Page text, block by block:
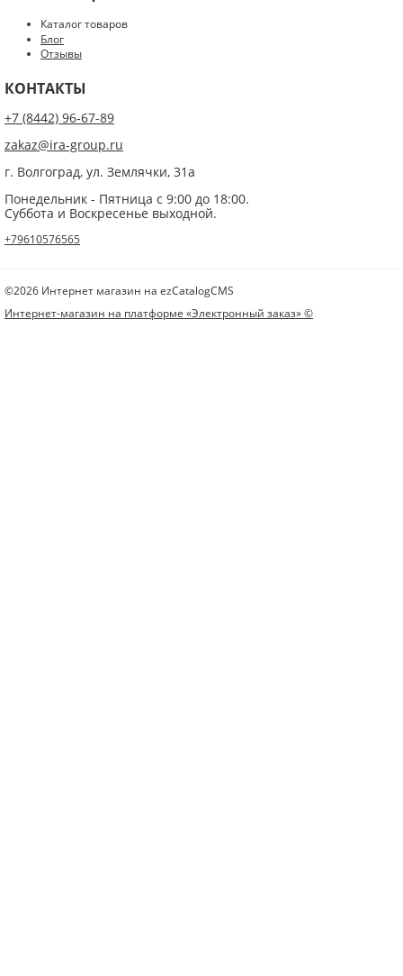
Нажатием на кнопку «Опубликовать» я даю свое согласие на обработку
персональных данных в соответствии с
Каталог товаров
Блог
Отзывы
КОНТАКТЫ
+7 (8442) 96-67-89
zakaz@ira-group.ru
г. Волгоград, ул. Землячки, 31а
Понедельник - Пятница с 9:00 до 18:00.
Суббота и Воскресенье выходной.
+79610576565
©2026 Интернет магазин на ezCatalogCMS
Интернет-магазин на платформе «Электронный заказ» ©